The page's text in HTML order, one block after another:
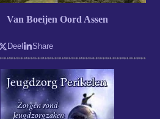
Van Boeijen Oord Assen
Deel Share